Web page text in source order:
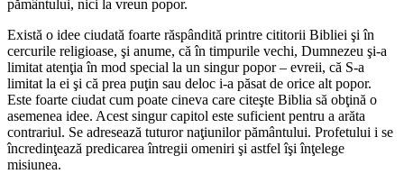
pământului, nici la vreun popor.
Există o idee ciudată foarte răspândită printre cititorii Bibliei şi în
cercurile religioase, şi anume, că în timpurile vechi, Dumnezeu şi-a
limitat atenţia în mod special la un singur popor – evreii, că S-a
limitat la ei şi că prea puţin sau deloc i-a păsat de orice alt popor.
Este foarte ciudat cum poate cineva care citeşte Biblia să obţină o
asemenea idee. Acest singur capitol este suficient pentru a arăta
contrariul. Se adresează tuturor naţiunilor pământului. Profetului i se
încredinţează predicarea întregii omeniri şi astfel îşi înţelege
misiunea.